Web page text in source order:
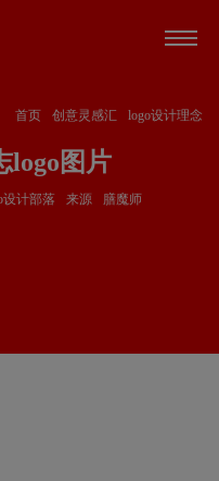
首页 创意灵感汇
logo设计理念
logo图片
设计部落 来源 膳魔师